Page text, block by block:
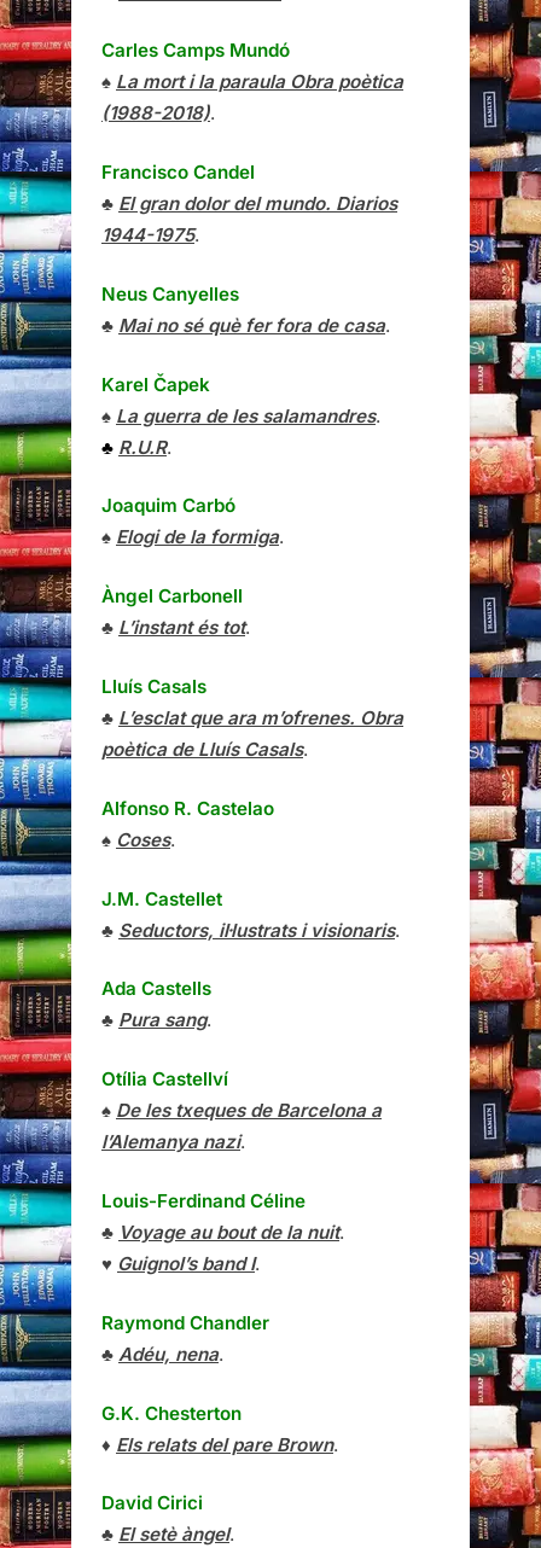
Carles Camps Mundó
♠ La mort i la paraula Obra poètica
(1988-2018).
Francisco Candel
♣ El gran dolor del mundo. Diarios
1944-1975.
Neus Canyelles
♣ Mai no sé què fer fora de casa.
Karel Čapek
♠ La guerra de les salamandres.
♣ R.U.R.
Joaquim Carbó
♠ Elogi de la formiga.
Àngel Carbonell
♣ L’instant és tot.
Lluís Casals
♣ L’esclat que ara m’ofrenes. Obra
poètica de Lluís Casals.
Alfonso R. Castelao
♠ Coses.
J.M. Castellet
♣ Seductors, il·lustrats i visionaris.
Ada Castells
♣ Pura sang.
Otília Castellví
♠ De les txeques de Barcelona a
l’Alemanya nazi.
Louis-Ferdinand Céline
♣ Voyage au bout de la nuit.
♥ Guignol’s band I.
Raymond Chandler
♣ Adéu, nena.
G.K. Chesterton
♦ Els relats del pare Brown.
David Cirici
♣ El setè àngel.